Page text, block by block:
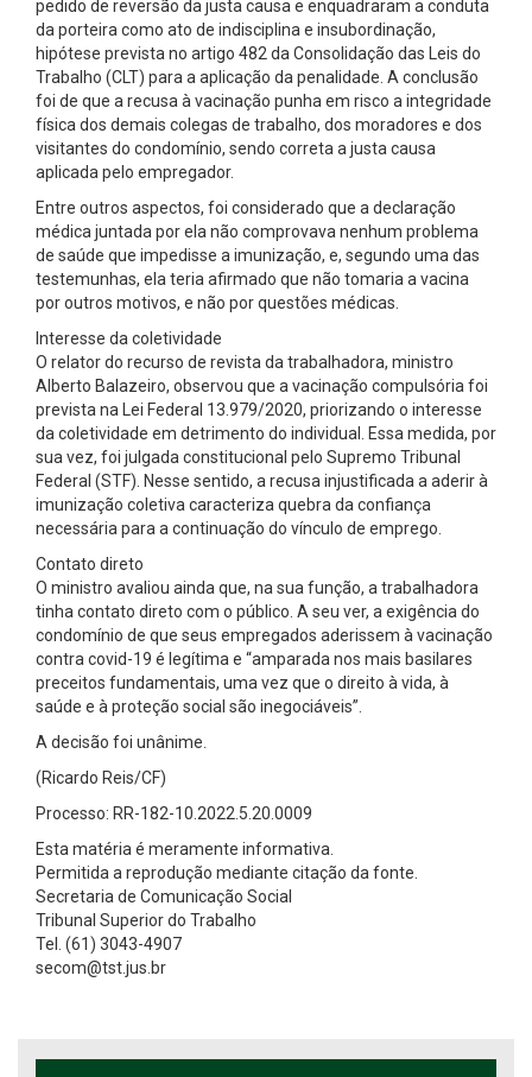
pedido de reversão da justa causa e enquadraram a conduta
da porteira como ato de indisciplina e insubordinação,
hipótese prevista no artigo 482 da Consolidação das Leis do
Trabalho (CLT) para a aplicação da penalidade. A conclusão
foi de que a recusa à vacinação punha em risco a integridade
física dos demais colegas de trabalho, dos moradores e dos
visitantes do condomínio, sendo correta a justa causa
aplicada pelo empregador.
Entre outros aspectos, foi considerado que a declaração
médica juntada por ela não comprovava nenhum problema
de saúde que impedisse a imunização, e, segundo uma das
testemunhas, ela teria afirmado que não tomaria a vacina
por outros motivos, e não por questões médicas.
Interesse da coletividade
O relator do recurso de revista da trabalhadora, ministro
Alberto Balazeiro, observou que a vacinação compulsória foi
prevista na Lei Federal 13.979/2020, priorizando o interesse
da coletividade em detrimento do individual. Essa medida, por
sua vez, foi julgada constitucional pelo Supremo Tribunal
Federal (STF). Nesse sentido, a recusa injustificada a aderir à
imunização coletiva caracteriza quebra da confiança
necessária para a continuação do vínculo de emprego.
Contato direto
O ministro avaliou ainda que, na sua função, a trabalhadora
tinha contato direto com o público. A seu ver, a exigência do
condomínio de que seus empregados aderissem à vacinação
contra covid-19 é legítima e “amparada nos mais basilares
preceitos fundamentais, uma vez que o direito à vida, à
saúde e à proteção social são inegociáveis”.
A decisão foi unânime.
(Ricardo Reis/CF)
Processo: RR-182-10.2022.5.20.0009
Esta matéria é meramente informativa.
Permitida a reprodução mediante citação da fonte.
Secretaria de Comunicação Social
Tribunal Superior do Trabalho
Tel. (61) 3043-4907
secom@tst.jus.br